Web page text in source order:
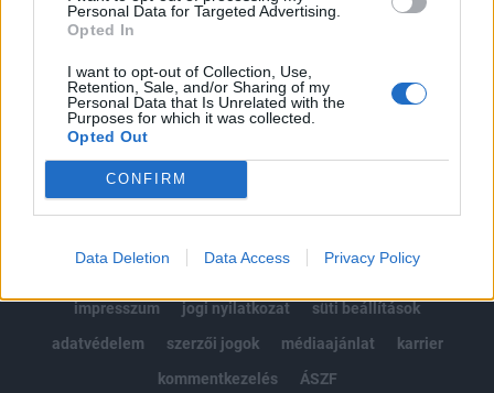
Personal Data for Targeted Advertising.
Opted In
I want to opt-out of Collection, Use,
Retention, Sale, and/or Sharing of my
Personal Data that Is Unrelated with the
Purposes for which it was collected.
Opted Out
CONFIRM
Data Deletion Data Access Privacy Policy
Előfizetés
MÁR ELŐFIZETŐNK VAGY?BEJELENTKEZÉS
impresszum
jogi nyilatkozat
süti beállítások
adatvédelem
szerzői jogok médiaajánlat
karrier
kommentkezelés
ÁSZF